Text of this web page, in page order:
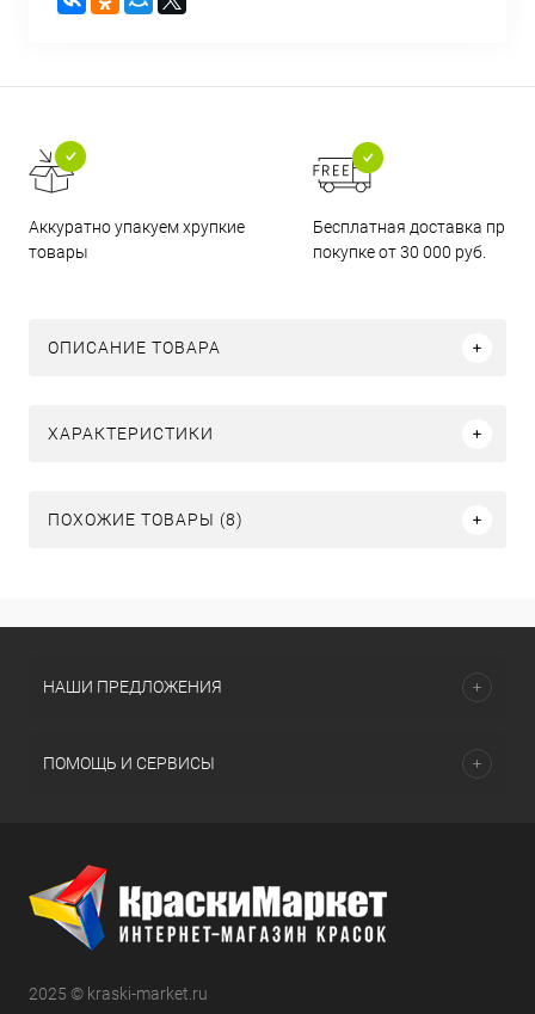
Аккуратно упакуем хрупкие
товары
Бесплатная доставка при
покупке от 30 000 руб.
ОПИСАНИЕ ТОВАРА
ХАРАКТЕРИСТИКИ
ПОХОЖИЕ ТОВАРЫ (8)
НАШИ ПРЕДЛОЖЕНИЯ
ПОМОЩЬ И СЕРВИСЫ
2025 © kraski-market.ru